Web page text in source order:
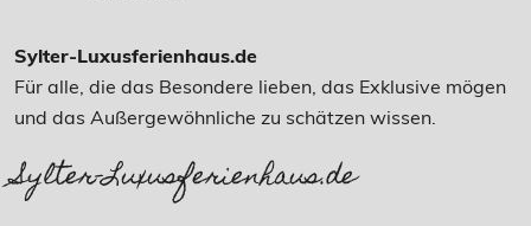
Sylter-Luxusferienhaus.de
Für alle, die das Besondere lieben, das Exklusive mögen
und das Außergewöhnliche zu schätzen wissen.
Sylter-Luxusferienhaus.de